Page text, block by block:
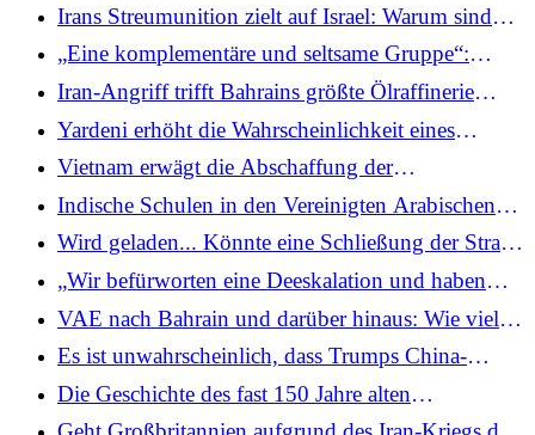
Irans Streumunition zielt auf Israel: Warum sind
diese Waffen so gefährlich?
„Eine komplementäre und seltsame Gruppe“:
Experten überlegen, wie die Brics-Staaten mit der
turbulenten Weltordnung zurechtkommen sollen
Iran-Angriff trifft Bahrains größte Ölraffinerie
Bapco, dichter Rauch über dem Gelände zu sehen |
Betrachten
Yardeni erhöht die Wahrscheinlichkeit eines
Marktzusammenbruchs auf 35 %, da die Gefahr
eines Iran-Krieges globale Investoren verunsichert
Vietnam erwägt die Abschaffung der
Treibstoffeinfuhrzölle, da die Blockade der Straße
von Hormus die Ölversorgung unterbricht
Indische Schulen in den Vereinigten Arabischen
Emiraten kündigen aufgrund regionaler
Spannungen vorzeitige Schulferien an
Wird geladen... Könnte eine Schließung der Straße
von Hormus Indiens Internet verlangsamen?
„Wir befürworten eine Deeskalation und haben
67.000 Indern bei der Rückkehr geholfen“:
Jaishankar über die Annäherung an den Iran-Krieg
VAE nach Bahrain und darüber hinaus: Wie viel
Schaden hat der Iran den reichen westasiatischen
Nachbarn zugefügt?
Es ist unwahrscheinlich, dass Trumps China-
Besuch einen Durchbruch bringen wird, der Fokus
dürfte auf der Stabilität der Beziehungen liegen
Die Geschichte des fast 150 Jahre alten
schottischen Hauptbahnhofs Glasgow, der jetzt